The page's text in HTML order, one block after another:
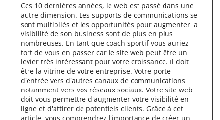
Ces 10 dernières années, le web est passé dans une
autre dimension. Les supports de communications se
sont multipliés et les opportunités pour augmenter la
visibilité de son business sont de plus en plus
nombreuses. En tant que coach sportif vous auriez
tort de vous en passer car le site web peut être un
levier très intéressant pour votre croissance. Il doit
être la vitrine de votre entreprise. Votre porte
d'entrée vers d'autres canaux de communications
notamment vers vos réseaux sociaux. Votre site web
doit vous permettre d'augmenter votre visibilité en
ligne et d'attirer de potentiels clients. Grâce à cet
article, vous comprendrez l'importance de créer un